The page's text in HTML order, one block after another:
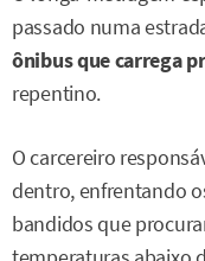
passado numa
ônibus que carrega
repentino.
O carcereiro
dentro, enfrentando
bandidos que